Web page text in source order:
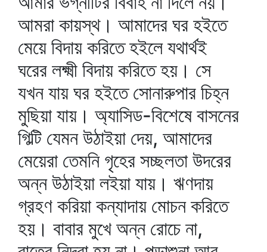
আমরা কায়স্থ। আমাদের ঘর হইতে
মেয়ে বিদায় করিতে হইলে যথার্থই
ঘরের লক্ষ্মী বিদায় করিতে হয়। সে
যখন যায় ঘর হইতে সোনারুপার চিহ্ন
মুছিয়া যায়। অ্যাসিড-বিশেষে বাসনের
গিল্টি যেমন উঠাইয়া দেয়, আমাদের
মেয়েরা তেমনি গৃহের সচ্ছলতা উদরের
অন্ন উঠাইয়া লইয়া যায়। ঋণদায়
গ্রহণ করিয়া কন্যাদায় মোচন করিতে
হয়। বাবার মুখে অন্ন রোচে না,